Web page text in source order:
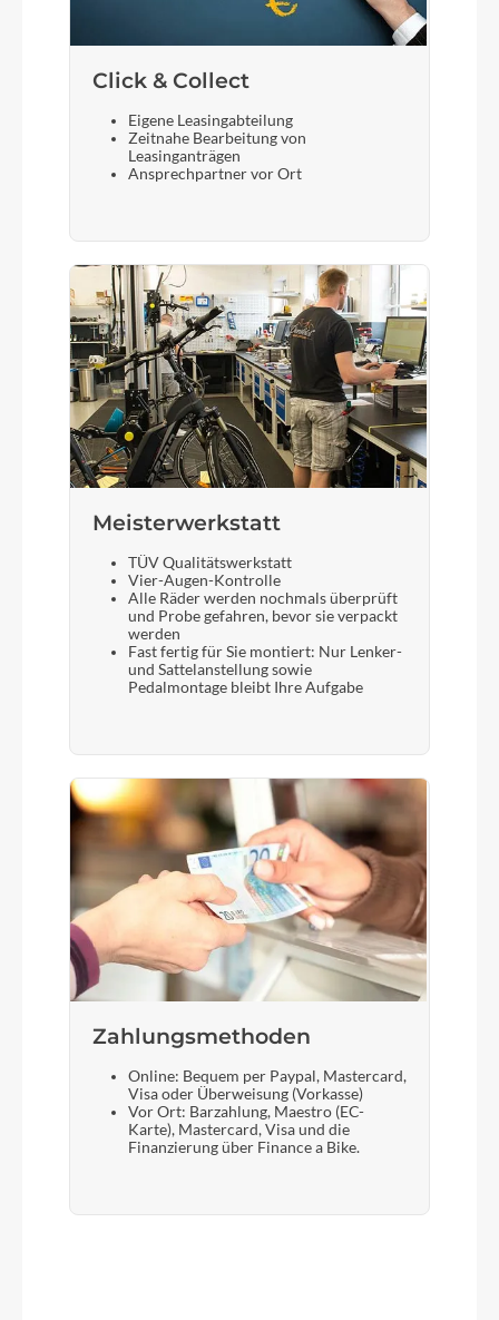
Click & Collect
Eigene Leasingabteilung
Zeitnahe Bearbeitung von
Leasinganträgen
Ansprechpartner vor Ort
Meisterwerkstatt
TÜV Qualitätswerkstatt
Vier-Augen-Kontrolle
Alle Räder werden nochmals überprüft
und Probe gefahren, bevor sie verpackt
werden
Fast fertig für Sie montiert: Nur Lenker-
und Sattelanstellung sowie
Pedalmontage bleibt Ihre Aufgabe
Zahlungsmethoden
Online: Bequem per Paypal, Mastercard,
Visa oder Überweisung (Vorkasse)
Vor Ort: Barzahlung, Maestro (EC-
Karte), Mastercard, Visa und die
Finanzierung über Finance a Bike.